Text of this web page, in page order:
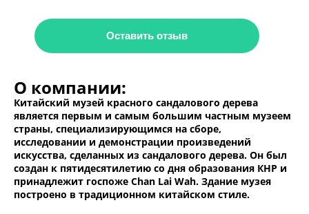
Оставить отзыв
О компании:
Китайский музей красного сандалового дерева
является первым и самым большим частным музеем
страны, специализирующимся на сборе,
исследовании и демонстрации произведений
искусства, сделанных из сандалового дерева. Он был
создан к пятидесятилетию со дня образования КНР и
принадлежит госпоже Chan Lai Wah. Здание музея
построено в традиционном китайском стиле.